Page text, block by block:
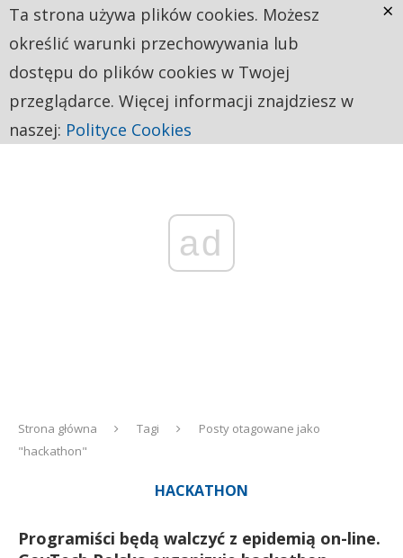
ad
Strona główna Tagi
Posty otagowane jako
"hackathon"
HACKATHON
Programiści będą walczyć z epidemią on-line.
Ta strona używa plików cookies. Możesz
określić warunki przechowywania lub
dostępu do plików cookies w Twojej
przeglądarce. Więcej informacji znajdziesz w
naszej: Polityce Cookies
×